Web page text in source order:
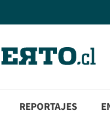
REPORTAJES